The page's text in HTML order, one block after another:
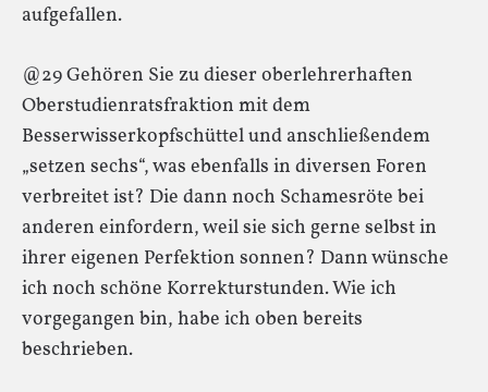
aufgefallen.
@29 Gehören Sie zu dieser oberlehrerhaften
Oberstudienratsfraktion mit dem
Besserwisserkopfschüttel und anschließendem
„setzen sechs“, was ebenfalls in diversen Foren
verbreitet ist? Die dann noch Schamesröte bei
anderen einfordern, weil sie sich gerne selbst in
ihrer eigenen Perfektion sonnen? Dann wünsche
ich noch schöne Korrekturstunden. Wie ich
vorgegangen bin, habe ich oben bereits
beschrieben.